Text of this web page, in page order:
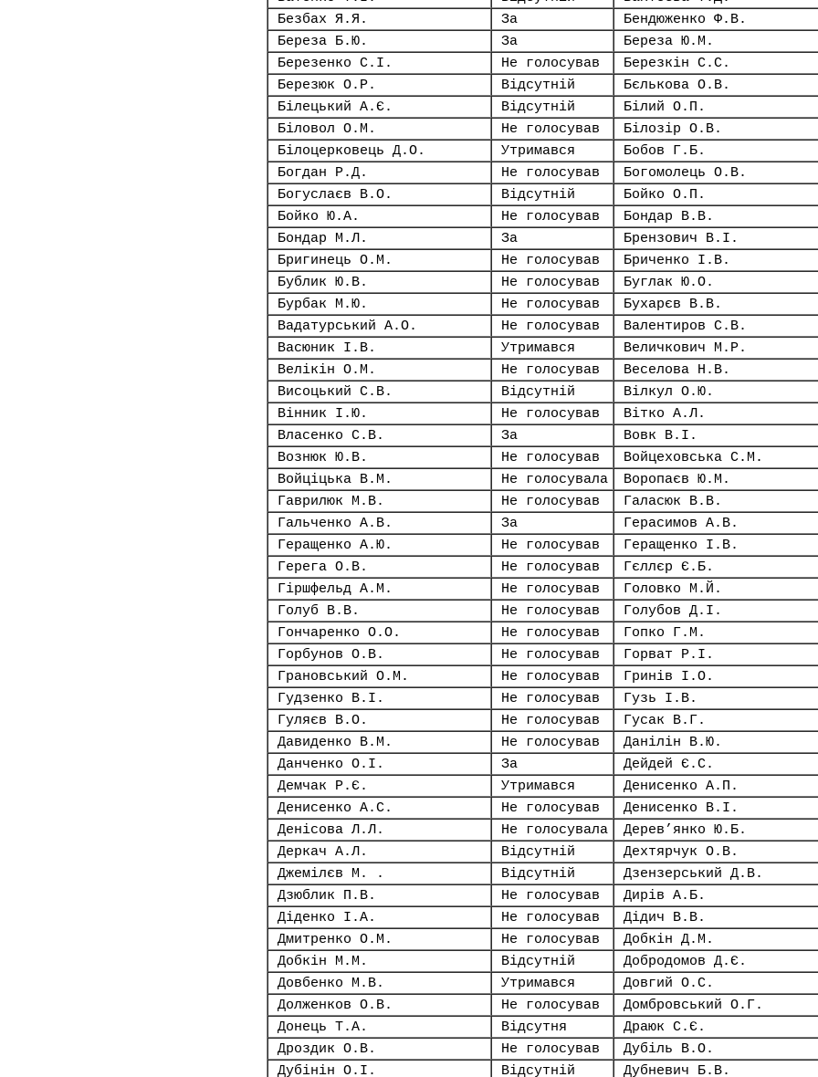
Безбах Я.Я.
За
Бендюженко Ф.В.
Береза Б.Ю.
За
Береза Ю.М.
Березенко С.І.
Не голосував
Березкін С.С.
Березюк О.Р.
Відсутній
Бєлькова О.В.
Білецький А.Є.
Відсутній
Білий О.П.
Біловол О.М.
Не голосував
Білозір О.В.
Білоцерковець Д.О.
Утримався
Бобов Г.Б.
Богдан Р.Д.
Не голосував
Богомолець О.В.
Богуслаєв В.О.
Відсутній
Бойко О.П.
Бойко Ю.А.
Не голосував
Бондар В.В.
Бондар М.Л.
За
Брензович В.І.
Бригинець О.М.
Не голосував
Бриченко І.В.
Бублик Ю.В.
Не голосував
Буглак Ю.О.
Бурбак М.Ю.
Не голосував
Бухарєв В.В.
Вадатурський А.О.
Не голосував
Валентиров С.В.
Васюник І.В.
Утримався
Величкович М.Р.
Велікін О.М.
Не голосував
Веселова Н.В.
Висоцький С.В.
Відсутній
Вілкул О.Ю.
Вінник І.Ю.
Не голосував
Вітко А.Л.
Власенко С.В.
За
Вовк В.І.
Вознюк Ю.В.
Не голосував
Войцеховська С.М.
Войціцька В.М.
Не голосувала
Воропаєв Ю.М.
Гаврилюк М.В.
Не голосував
Галасюк В.В.
Гальченко А.В.
За
Герасимов А.В.
Геращенко А.Ю.
Не голосував
Геращенко І.В.
Герега О.В.
Не голосував
Гєллєр Є.Б.
Гіршфельд А.М.
Не голосував
Головко М.Й.
Голуб В.В.
Не голосував
Голубов Д.І.
Гончаренко О.О.
Не голосував
Гопко Г.М.
Горбунов О.В.
Не голосував
Горват Р.І.
Грановський О.М.
Не голосував
Гринів І.О.
Гудзенко В.І.
Не голосував
Гузь І.В.
Гуляєв В.О.
Не голосував
Гусак В.Г.
Давиденко В.М.
Не голосував
Данілін В.Ю.
Данченко О.І.
За
Дейдей Є.С.
Демчак Р.Є.
Утримався
Денисенко А.П.
Денисенко А.С.
Не голосував
Денисенко В.І.
Денісова Л.Л.
Не голосувала
Дерев’янко Ю.Б.
Деркач А.Л.
Відсутній
Дехтярчук О.В.
Джемілєв М. .
Відсутній
Дзензерський Д.В.
Дзюблик П.В.
Не голосував
Дирів А.Б.
Діденко І.А.
Не голосував
Дідич В.В.
Дмитренко О.М.
Не голосував
Добкін Д.М.
Добкін М.М.
Відсутній
Добродомов Д.Є.
Довбенко М.В.
Утримався
Довгий О.С.
Долженков О.В.
Не голосував
Домбровський О.Г.
Донець Т.А.
Відсутня
Драюк С.Є.
Дроздик О.В.
Не голосував
Дубіль В.О.
Дубінін О.І.
Відсутній
Дубневич Б.В.